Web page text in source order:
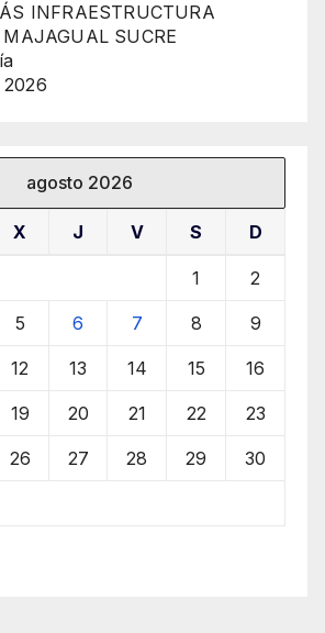
INFRAESTRUCTURA
SUCRE
agosto 2026
X J V S D
1 2
5 6 7 8 9
12 13 14 15 16
19 20 21 22 23
26 27 28 29 30